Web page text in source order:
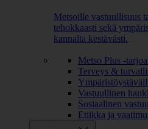
Metsoille vastuullisuus
tehokkaasti sekä
kannalta kestävästi.
Metso Plus -
Terveys &
Vastuullinen
Sosiaalinen vastuu
Etiikka ja